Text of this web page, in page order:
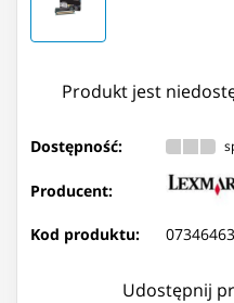
Produkt jest
Dostępność:
Producent:
Kod produktu:
Udostępnij